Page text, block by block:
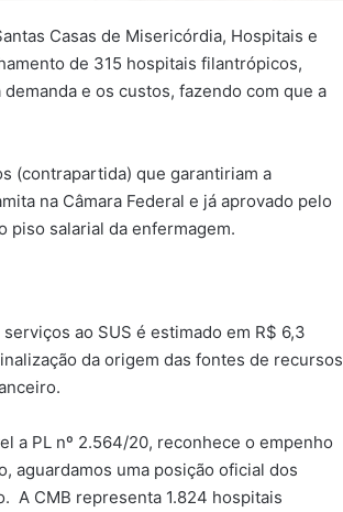
Casas de Misericórdia, Hospitais e
de 315 hospitais filantrópicos,
e os custos, fazendo com que a
(contrapartida) que garantiriam a
na Câmara Federal e já aprovado pelo
piso salarial da enfermagem.
ao SUS é estimado em R$ 6,3
da origem das fontes de recursos
a PL nº 2.564/20, reconhece o empenho
aguardamos uma posição oficial dos
A CMB representa 1.824 hospitais